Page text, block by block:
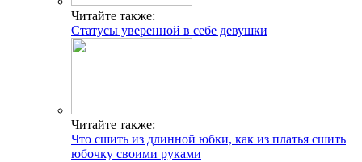
Читайте также:
Статусы уверенной в себе девушки
Читайте также:
Что сшить из длинной юбки, как из платья сшить
юбочку своими руками